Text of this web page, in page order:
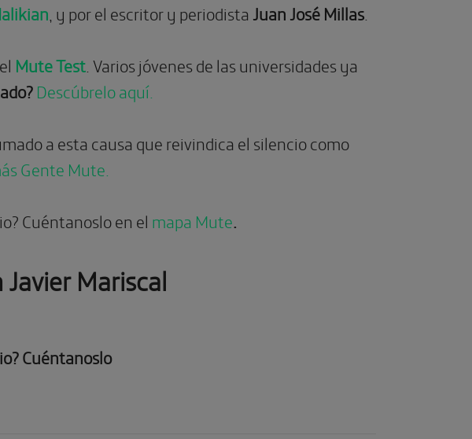
, y por el escritor y periodista Juan José Millas
Mute Test . Varios jóvenes de las universidades ya
Descúbrelo aquí.
a esta causa que reivindica el silencio como
Gente Mute.
Cuéntanoslo en el mapa Mute.
Mariscal
Cuéntanoslo